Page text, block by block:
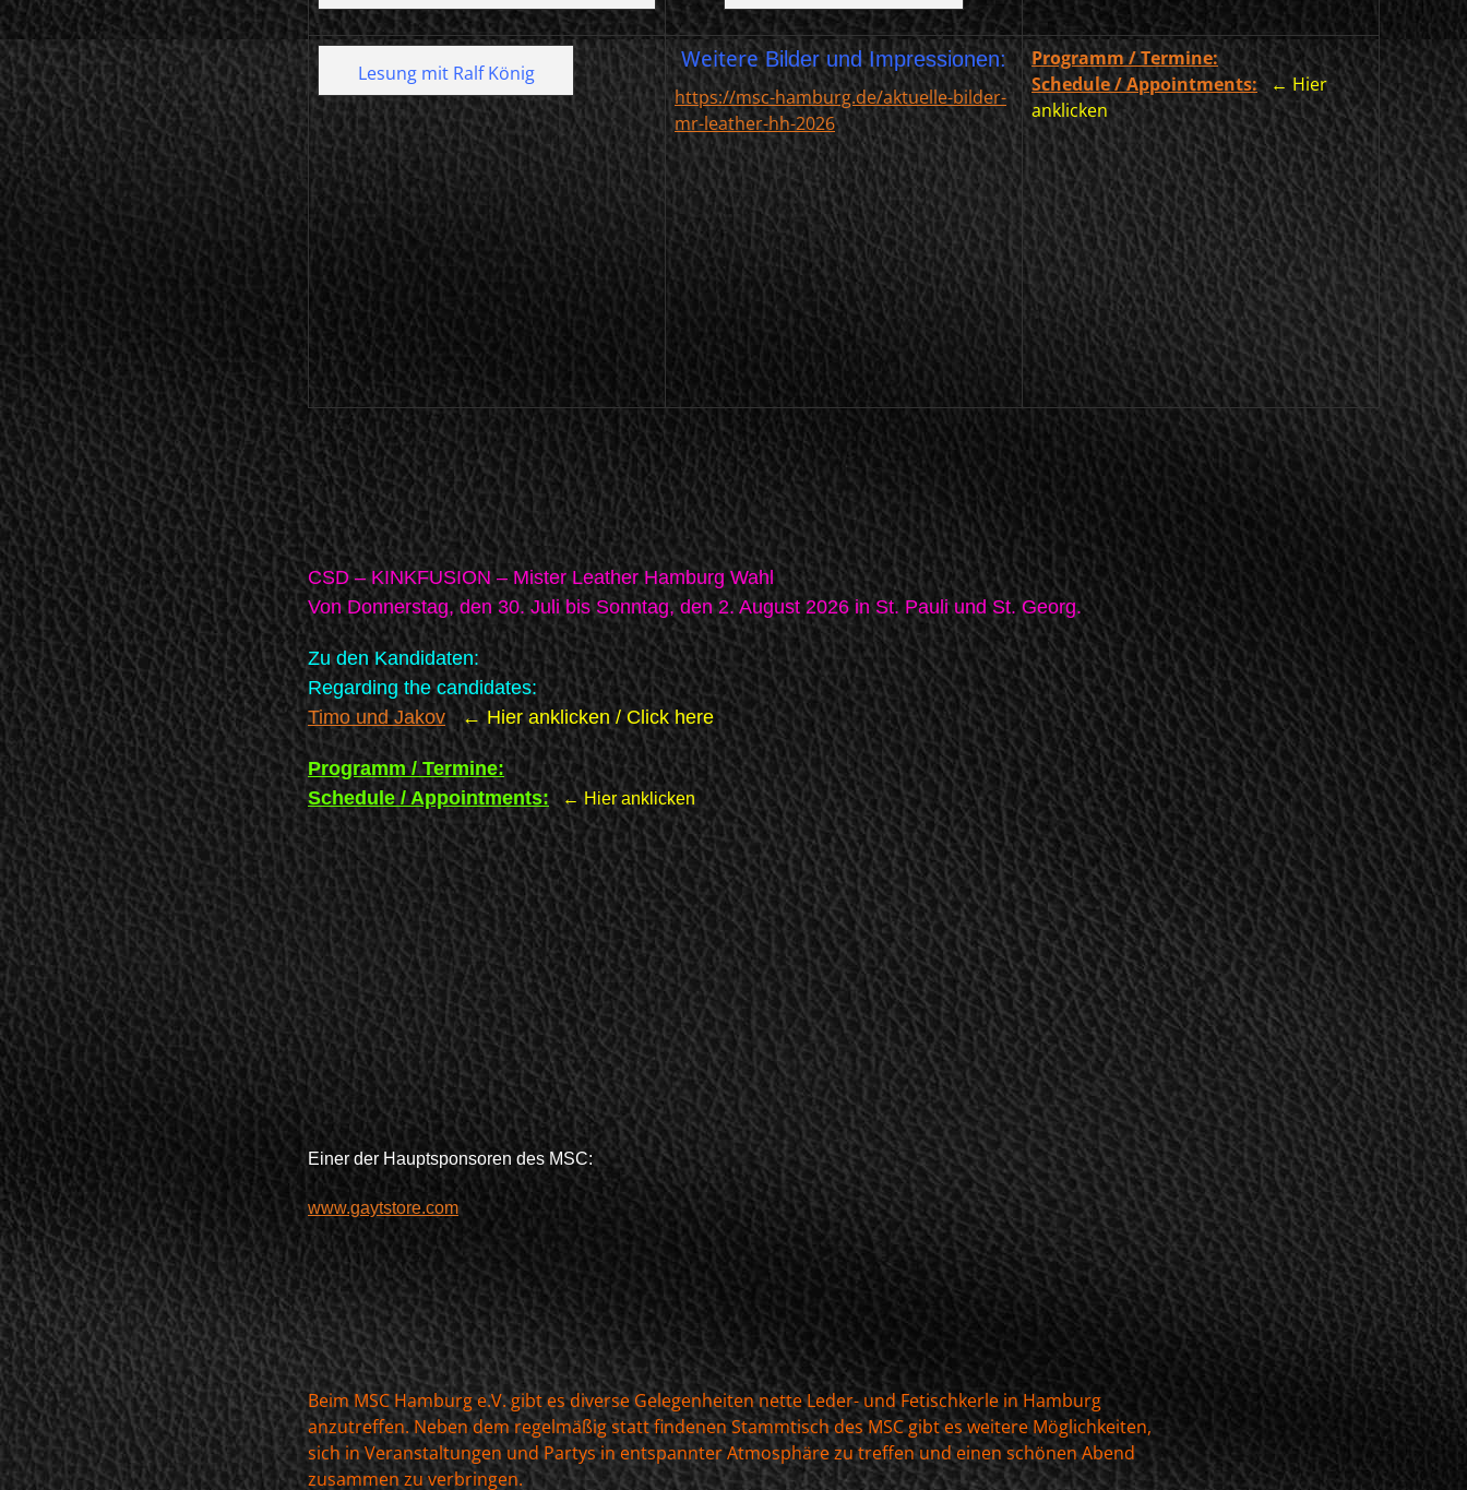
Lesung mit Ralf König
WeitereBilder und Impressionen:
https://msc-hamburg.de/aktuelle-bilder-
mr-leather-hh-2026
Programm / Termine:
Schedule / Appointments:
← Hier
anklicken
CSD – KINKFUSION – Mister Leather Hamburg Wahl
Von Donnerstag, den 30. Juli bis Sonntag, den 2. August 2026 in St. Pauli und St. Georg.
Zu den Kandidaten:
Regarding the candidates:
Timo und Jakov
←Hier anklicken / Click here
Programm / Termine:
Schedule / Appointments:
←Hier anklicken
Einer der Hauptsponsoren des MSC:
www.gaytstore.com
Beim MSC Hamburg e.V. gibt es diverse Gelegenheiten nette Leder- und Fetischkerle in Hamburg
anzutreffen. Neben dem regelmäßig statt findenen Stammtisch des MSC gibt es weitere Möglichkeiten,
sich in Veranstaltungen und Partys in entspannter Atmosphäre zu treffen und einen schönen Abend
zusammen zu verbringen.